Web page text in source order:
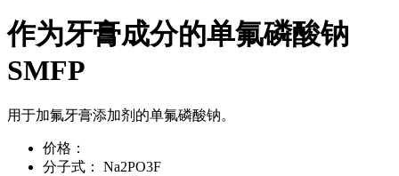
作为牙膏成分的单氟磷酸钠
SMFP
用于加氟牙膏添加剂的单氟磷酸钠。
价格：
分子式：
Na2PO3F